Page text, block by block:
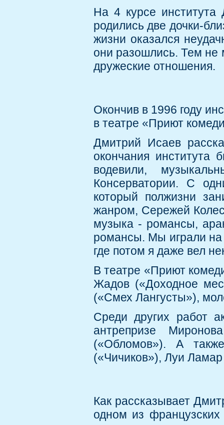
На 4 курсе
родились две дочки-
жизни оказался
они разошлись. Тем не
дружеские отношения.
Окончив в 1996 году
в театре «Приют
Дмитрий Исаев
окончания
водевили,
Консерватории. С
который полжизни
жанром, Сережей
музыка - романсы,
романсы. Мы играли на
где потом я даже вел
В театре «Приют
Жадов («Доходное
(«Смех Лангусты»),
Среди других работ
антрепризе
(«Обломов»). А
(«Чичиков»), Луи
Как рассказывает
одном из